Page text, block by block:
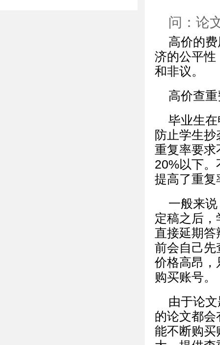
问：论
高价的
济的公平性
和非议。
高价查
毕业生
防止学生
重复率要求
20%以下
提高了重复
一般来
定稿之后
直接延期
前会自己先
价格高昂，
购买账号。
由于论
的论文都
能不断购买